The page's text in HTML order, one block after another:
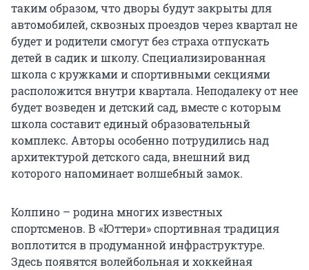
таким образом, что дворы будут закрыты для
автомобилей, сквозных проездов через квартал не
будет и родители смогут без страха отпускать
детей в садик и школу. Специализированная
школа с кружками и спортивными секциями
расположится внутри квартала. Неподалеку от нее
будет возведен и детский сад, вместе с которым
школа составит единый образовательный
комплекс. Авторы особенно потрудились над
архитектурой детского сада, внешний вид
которого напоминает волшебный замок.
Колпино – родина многих известных
спортсменов. В «Юттери» спортивная традиция
воплотится в продуманной инфраструктуре.
Здесь появятся волейбольная и хоккейная